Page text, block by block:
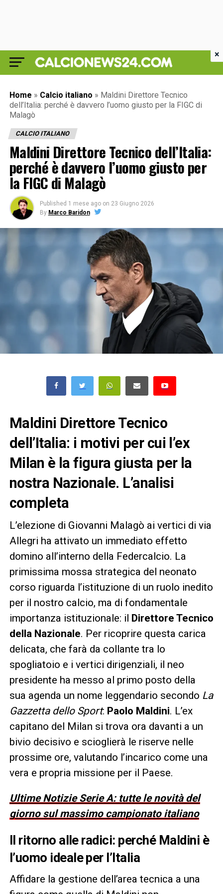
Home » Calcio italiano » Maldini Direttore Tecnico
dell’Italia: perché è davvero l’uomo giusto per la FIGC di
Malagò
CALCIO ITALIANO
Maldini Direttore Tecnico dell’Italia:
perché è davvero l’uomo giusto per
la FIGC di Malagò
Published 1 mese ago on 23 Giugno 2026
By Marco Baridon
Maldini Direttore Tecnico
dell’Italia: i motivi per cui l’ex
Milan è la figura giusta per la
nostra Nazionale. L’analisi
completa
L’elezione di Giovanni Malagò ai vertici di via
Allegri ha attivato un immediato effetto
domino all’interno della Federcalcio. La
primissima mossa strategica del neonato
corso riguarda l’istituzione di un ruolo inedito
per il nostro calcio, ma di fondamentale
importanza istituzionale: il Direttore Tecnico
della Nazionale. Per ricoprire questa carica
delicata, che farà da collante tra lo
spogliatoio e i vertici dirigenziali, il neo
presidente ha messo al primo posto della
sua agenda un nome leggendario secondo La
Gazzetta dello Sport: Paolo Maldini. L’ex
capitano del Milan si trova ora davanti a un
bivio decisivo e scioglierà le riserve nelle
prossime ore, valutando l’incarico come una
vera e propria missione per il Paese.
Ultime Notizie Serie A: tutte le novità del
giorno sul massimo campionato italiano
Il ritorno alle radici: perché Maldini è
l’uomo ideale per l’Italia
Affidare la gestione dell’area tecnica a una
×